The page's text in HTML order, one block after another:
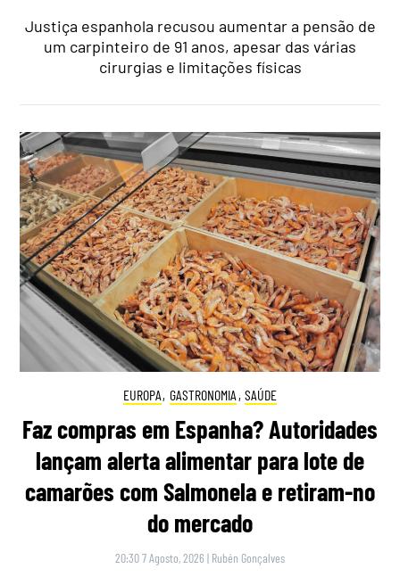
Justiça espanhola recusou aumentar a pensão de
um carpinteiro de 91 anos, apesar das várias
cirurgias e limitações físicas
EUROPA, GASTRONOMIA , SAÚDE
Faz compras em Espanha? Autoridades
lançam alerta alimentar para lote de
camarões com Salmonela e retiram-no
do mercado
20:30 7 Agosto, 2026 | Rubén Gonçalves